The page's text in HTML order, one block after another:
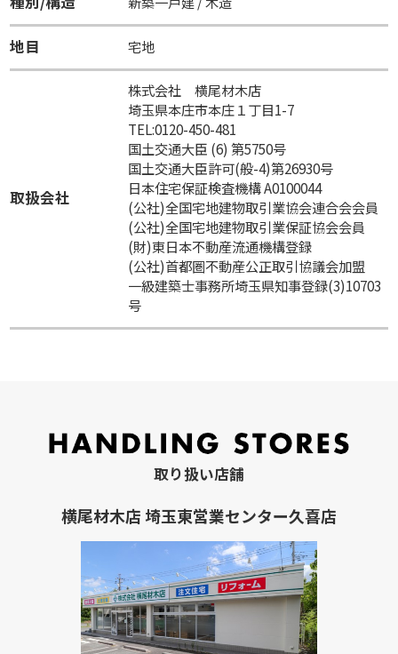
地目 宅地
取扱会社
株式会社 横尾材木店
埼玉県本庄市本庄１丁目1-7
TEL:0120-450-481
国土交通大臣 (6) 第5750号
国土交通大臣許可(般-4)第26930号
日本住宅保証検査機構 A0100044
(公社)全国宅地建物取引業協会連合会会員
(公社)全国宅地建物取引業保証協会会員
(財)東日本不動産流通機構登録
(公社)首都圏不動産公正取引協議会加盟
一級建築士事務所埼玉県知事登録(3)10703
号
取り扱い店舗
横尾材木店 埼玉東営業センター久喜店